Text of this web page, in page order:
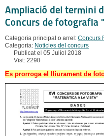
Ampliació del termini
Concurs de fotografia
Categoria principal o arrel:Concurs
Categoria: Noticies del concurs
Publicat el 05 Juliol 2018
Vist: 2290
Es prorroga el lliurament de